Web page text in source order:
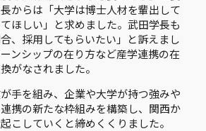
からは「大学は博士人材を輩出して
ほしい」と求めました。武田学長も
、採用してもらいたい」と訴えまし
ンシップの在り方など産学連携の在
がなされました。
手を組み、企業や大学が持つ強みや
携の新たな枠組みを構築し、関西か
こしていくと締めくくりました。